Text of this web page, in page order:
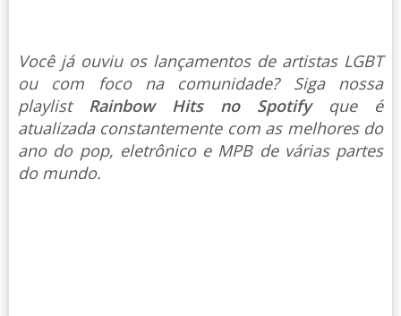
Você já ouviu os lançamentos de artistas LGBT
ou com foco na comunidade? Siga nossa
playlist Rainbow Hits no Spotify que é
atualizada constantemente com as melhores do
ano do pop, eletrônico e MPB de várias partes
do mundo.